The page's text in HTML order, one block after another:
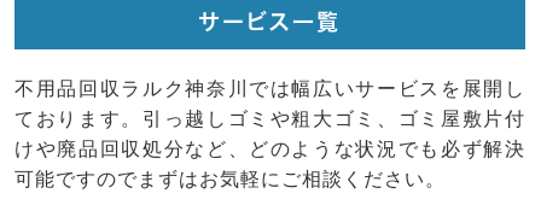
サービス一覧
不用品回収ラルク神奈川では幅広いサービスを展開し
ております。引っ越しゴミや粗大ゴミ、ゴミ屋敷片付
けや廃品回収処分など、どのような状況でも必ず解決
可能ですのでまずはお気軽にご相談ください。